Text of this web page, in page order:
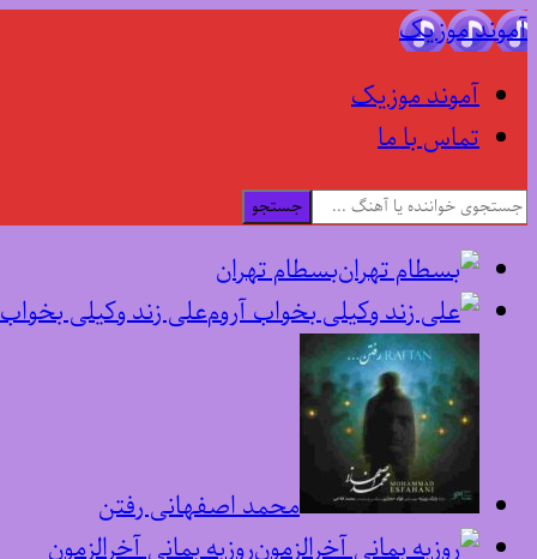
آموند موزیک
آموند موزیک
تماس با ما
جستجو
بسطام تهران
علی زند وکیلی
محمد اصفهانی رفتن
روزبه بمانی آخرالزمون